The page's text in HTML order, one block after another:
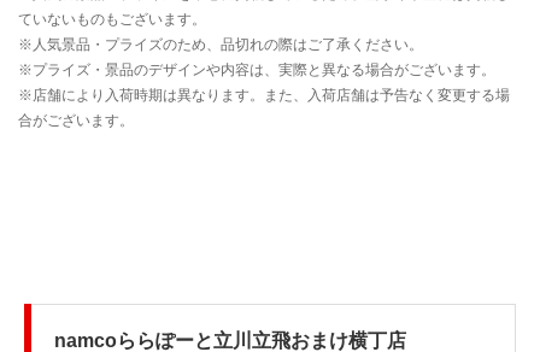
namcoららぽーと立川立飛おまけ横丁店